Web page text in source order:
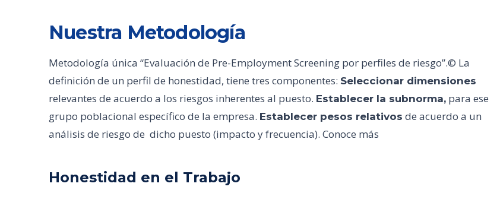
Nuestra Metodología
Metodología única “Evaluación de Pre-Employment Screening por perfiles de riesgo”.© La
definición de un perfil de honestidad, tiene tres componentes: Seleccionar dimensiones
relevantes de acuerdo a los riesgos inherentes al puesto. Establecer la subnorma, para ese
grupo poblacional específico de la empresa. Establecer pesos relativos de acuerdo a un
análisis de riesgo de dicho puesto (impacto y frecuencia). Conoce más
Honestidad en el Trabajo